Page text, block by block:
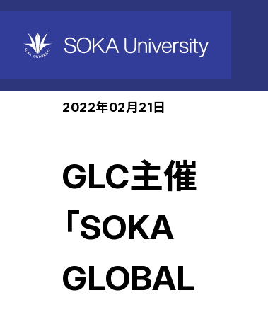
ホーム News
2022年02月21日
GLC主催
「SOKA
GLOBAL